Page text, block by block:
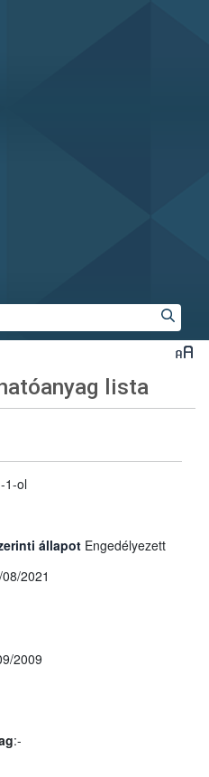
lista
1-ol
állapot Engedélyezett
2021
2009
:-